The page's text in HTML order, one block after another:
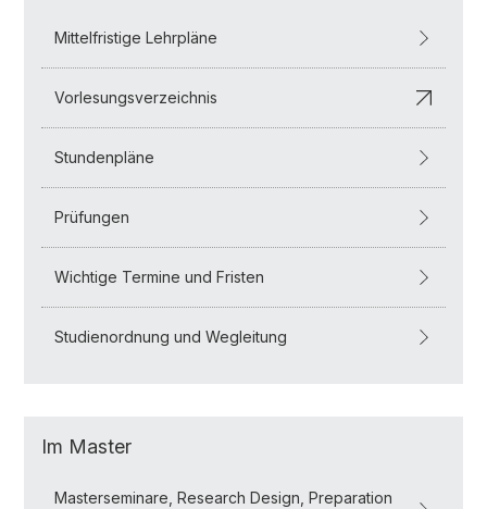
Mittelfristige Lehrpläne
Vorlesungsverzeichnis
Stundenpläne
Prüfungen
Wichtige Termine und Fristen
Studienordnung und Wegleitung
Im Master
Masterseminare, Research Design, Preparation